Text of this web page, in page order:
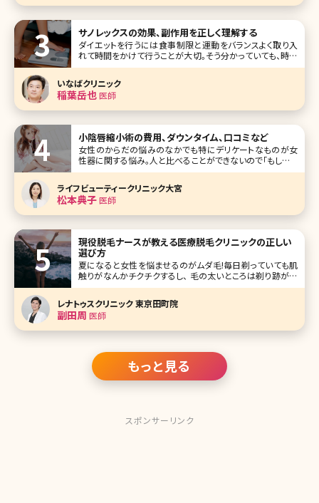
サノレックスの効果、副作用を正しく理解する
ダイエットを行うには食事制限と運動をバランスよく取り入
れて時間をかけて行うことが大切。そう分かっていても、時に
は短期間で痩せたい!というときがありますよね。また頑張っ
なることも。そんな悩み
いなばクリニック
稲葉岳也医師
小陰唇縮小術の費用、ダウンタイム、口コミなど
女性のからだの悩みのなかでも特にデリケートなものが女
性器に関する悩み。人と比べることができないので「もしかし
たらみんなと違うのかな?」という不安を抱えている人が意外
に多いのです。なかでも小陰唇（しょういんしん）の肥大や左
右差などは意外と多い悩み。ここでは気になるけれど、なか
なか人に聞けない「小陰唇縮
ライフビューティークリニック大宮
松本典子医師
現役脱毛ナースが教える医療脱毛クリニックの正しい
選び方
夏になると女性を悩ませるのがムダ毛!毎日剃っていても肌
触りがなんかチクチクするし、 毛の太いところは剃り跡が目
立って黒いツブツブが……。 ちゃんと処理しているのにお肌
が綺麗に見えなくて恥ずかしいと感じたことがある人も多い
のではないでしょうか? また、最近では男性も脱毛をしている
方が増えて
レナトゥスクリニック 東京田町院
副田周 医師
もっと見る
スポンサーリンク